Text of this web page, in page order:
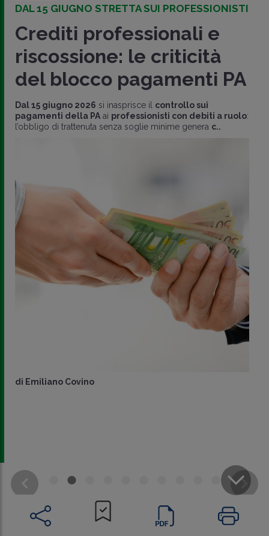
CONDIVIDI
DAL 15 GIUGNO STRETTA SUI PROFESSIONISTI
Crediti professionali e
riscossione: le criticità
del blocco pagamenti PA
Dal 15 giugno 2026 si inasprisce il controllo sui
pagamenti della PA ai professionisti con debiti a ruolo:
l’obbligo di trattenuta senza soglie minime genera c..
di Emiliano Covino